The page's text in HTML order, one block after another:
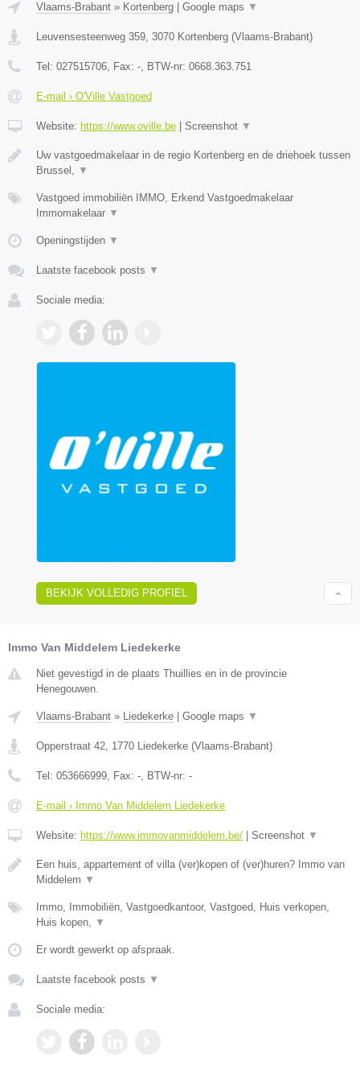
Vlaams-Brabant » Kortenberg Google maps ▼
Leuvensesteenweg 359, 3070 Kortenberg (Vlaams-Brabant)
Tel: 027515706, Fax: -, BTW-nr: 0668.363.751
E-mail › O'Ville Vastgoed
Website: https://www.oville.be Screenshot ▼
Uw vastgoedmakelaar in de regio Kortenberg en de driehoek tussen
Brussel, ▼
Vastgoed immobiliën IMMO, Erkend Vastgoedmakelaar
Immomakelaar ▼
Openingstijden ▼
Laatste facebook posts ▼
Sociale media:
BEKIJK VOLLEDIG PROFIEL
Immo Van Middelem Liedekerke
Niet gevestigd in de plaats Thuillies en in de provincie
Henegouwen.
Vlaams-Brabant » Liedekerke Google maps ▼
Opperstraat 42 1770 Liedekerke (Vlaams-Brabant)
Tel: 053666999 , Fax: - , BTW-nr: -
E-mail › Immo Van Middelem Liedekerke
Website: https://www.immovanmiddelem.be/ Screenshot ▼
Een huis, appartement of villa (ver)kopen of (ver)huren? Immo van
Middelem ▼
Immo, Immobiliën, Vastgoedkantoor, Vastgoed, Huis verkopen,
Huis kopen,
▼
Er wordt gewerkt op afspraak.
Laatste facebook posts ▼
Sociale media: